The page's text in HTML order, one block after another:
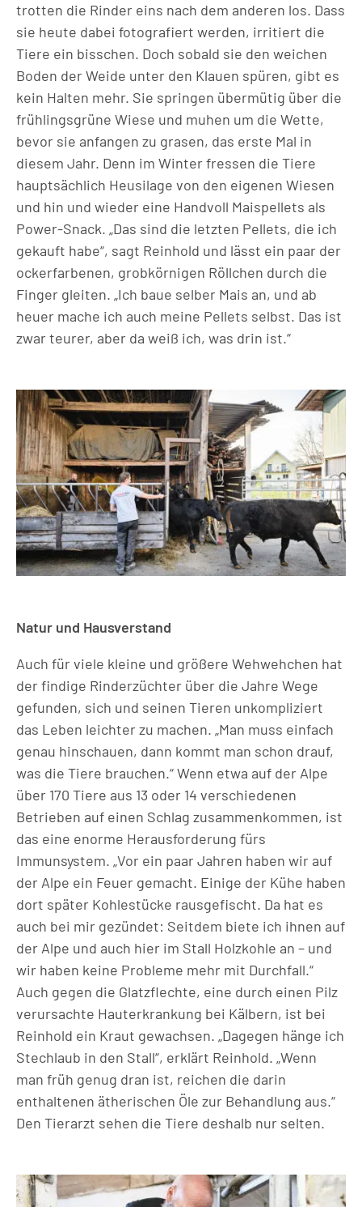
trotten die Rinder eins nach dem anderen los. Dass
sie heute dabei fotografiert werden, irritiert die
Tiere ein bisschen. Doch sobald sie den weichen
Boden der Weide unter den Klauen spüren, gibt es
kein Halten mehr. Sie springen übermütig über die
frühlingsgrüne Wiese und muhen um die Wette,
bevor sie anfangen zu grasen, das erste Mal in
diesem Jahr. Denn im Winter fressen die Tiere
hauptsächlich Heusilage von den eigenen Wiesen
und hin und wieder eine Handvoll Maispellets als
Power-Snack. „Das sind die letzten Pellets, die ich
gekauft habe“, sagt Reinhold und lässt ein paar der
ockerfarbenen, grobkörnigen Röllchen durch die
Finger gleiten. „Ich baue selber Mais an, und ab
heuer mache ich auch meine Pellets selbst. Das ist
zwar teurer, aber da weiß ich, was drin ist.“
Natur und Hausverstand
Auch für viele kleine und größere Wehwehchen hat
der findige Rinderzüchter über die Jahre Wege
gefunden, sich und seinen Tieren unkompliziert
das Leben leichter zu machen. „Man muss einfach
genau hinschauen, dann kommt man schon drauf,
was die Tiere brauchen.“ Wenn etwa auf der Alpe
über 170 Tiere aus 13 oder 14 verschiedenen
Betrieben auf einen Schlag zusammenkommen, ist
das eine enorme Herausforderung fürs
Immunsystem. „Vor ein paar Jahren haben wir auf
der Alpe ein Feuer gemacht. Einige der Kühe haben
dort später Kohlestücke rausgefischt. Da hat es
auch bei mir gezündet: Seitdem biete ich ihnen auf
der Alpe und auch hier im Stall Holzkohle an – und
wir haben keine Probleme mehr mit Durchfall.“
Auch gegen die Glatzflechte, eine durch einen Pilz
verursachte Hauterkrankung bei Kälbern, ist bei
Reinhold ein Kraut gewachsen. „Dagegen hänge ich
Stechlaub in den Stall“, erklärt Reinhold. „Wenn
man früh genug dran ist, reichen die darin
enthaltenen ätherischen Öle zur Behandlung aus.“
Den Tierarzt sehen die Tiere deshalb nur selten.